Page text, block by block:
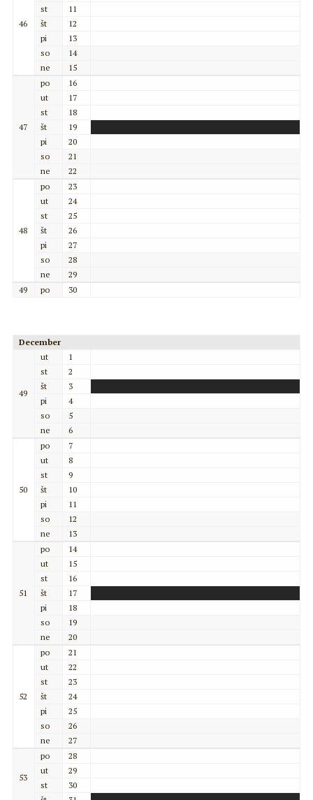
46
st
11
št
12
pi
13
so
14
ne
15
47
po
16
ut
17
st
18
št
19
pi
20
so
21
ne
22
48
po
23
ut
24
st
25
št
26
pi
27
so
28
ne
29
49
po 30
December
49
ut
1
st
2
št
3
pi
4
so
5
ne
6
50
po
7
ut
8
st
9
št
10
pi
11
so
12
ne
13
51
po
14
ut
15
st
16
št
17
pi
18
so
19
ne
20
52
po
21
ut
22
st
23
št
24
pi
25
so
26
ne
27
53
po
28
ut
29
st
30